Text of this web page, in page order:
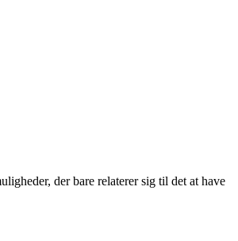
der bare relaterer sig til det at have